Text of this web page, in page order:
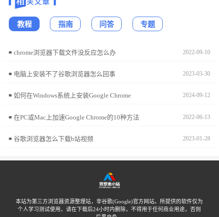
教程 指南 问答 专题
chrome浏览器下载文件没反应怎么办 2022-09-10
电脑上安装不了谷歌浏览器怎么回事 2023-03-30
如何在Windows系统上安装Google Chrome 2024-09-12
在PC或Mac上加速Google Chrome的10种方法 2022-06-13
谷歌浏览器怎么下载b站视频 2023-01-28
本站为第三方浏览器资源整理站，非谷歌(Google)官方网站。所提供的软件仅为
个人学习测试使用，请在下载后24小时内删除，不得用于任何商业用途，否则